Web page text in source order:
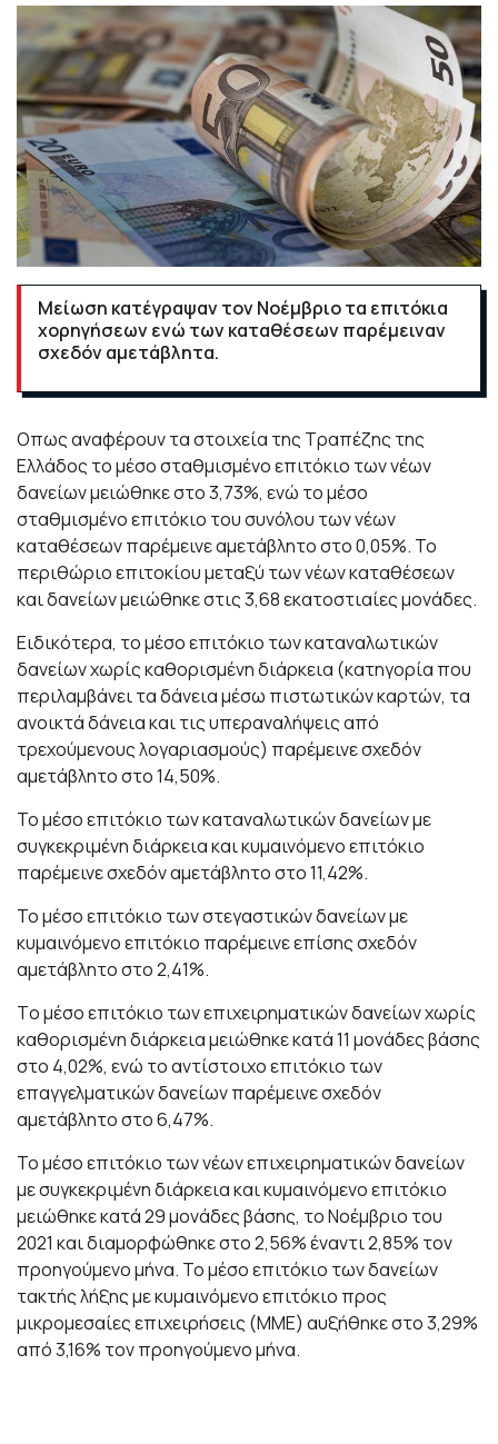
Μείωση κατέγραψαν τον Νοέμβριο τα επιτόκια
χορηγήσεων ενώ των καταθέσεων παρέμειναν
σχεδόν αμετάβλητα.
Οπως αναφέρουν τα στοιχεία της Τραπέζης της
Ελλάδος το μέσο σταθμισμένο επιτόκιο των νέων
δανείων μειώθηκε στο 3,73%, ενώ το μέσο
σταθμισμένο επιτόκιο του συνόλου των νέων
καταθέσεων παρέμεινε αμετάβλητο στο 0,05%. Το
περιθώριο επιτοκίου μεταξύ των νέων καταθέσεων
και δανείων μειώθηκε στις 3,68 εκατοστιαίες μονάδες.
Ειδικότερα, το μέσο επιτόκιο των καταναλωτικών
δανείων χωρίς καθορισμένη διάρκεια (κατηγορία που
περιλαμβάνει τα δάνεια μέσω πιστωτικών καρτών, τα
ανοικτά δάνεια και τις υπεραναλήψεις από
τρεχούμενους λογαριασμούς) παρέμεινε σχεδόν
αμετάβλητο στο 14,50%.
Το μέσο επιτόκιο των καταναλωτικών δανείων με
συγκεκριμένη διάρκεια και κυμαινόμενο επιτόκιο
παρέμεινε σχεδόν αμετάβλητο στο 11,42%.
Το μέσο επιτόκιο των στεγαστικών δανείων με
κυμαινόμενο επιτόκιο παρέμεινε επίσης σχεδόν
αμετάβλητο στο 2,41%.
Tο μέσο επιτόκιο των επιχειρηματικών δανείων χωρίς
καθορισμένη διάρκεια μειώθηκε κατά 11 μονάδες βάσης
στο 4,02%, ενώ το αντίστοιχο επιτόκιο των
επαγγελματικών δανείων παρέμεινε σχεδόν
αμετάβλητο στο 6,47%.
Το μέσο επιτόκιο των νέων επιχειρηματικών δανείων
με συγκεκριμένη διάρκεια και κυμαινόμενο επιτόκιο
μειώθηκε κατά 29 μονάδες βάσης, το Νοέμβριο του
2021 και διαμορφώθηκε στο 2,56% έναντι 2,85% τον
προηγούμενο μήνα. Το μέσο επιτόκιο των δανείων
τακτής λήξης με κυμαινόμενο επιτόκιο προς
μικρομεσαίες επιχειρήσεις (ΜΜΕ) αυξήθηκε στο 3,29%
από 3,16% τον προηγούμενο μήνα.